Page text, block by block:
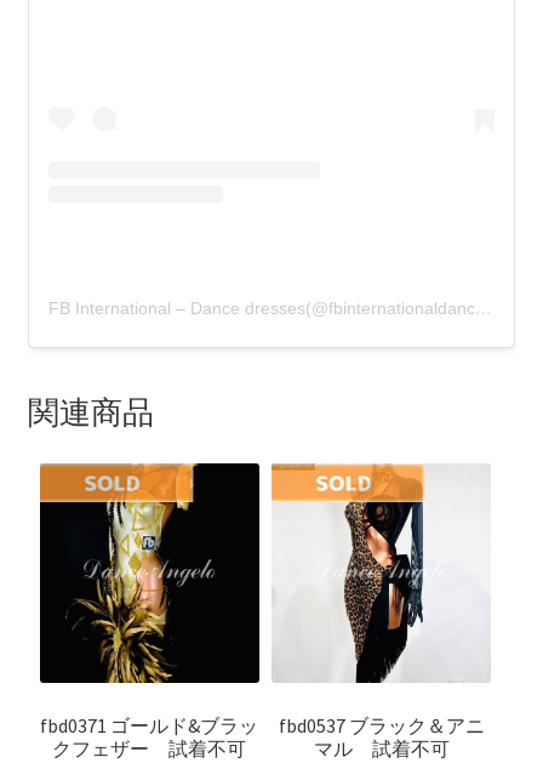
FB International – Dance dresses(@fbinternationaldancewear)がシェアした投稿
関連商品
fbd0371 ゴールド&ブラッ
クフェザー 試着不可
fbd0537 ブラック＆アニ
マル 試着不可